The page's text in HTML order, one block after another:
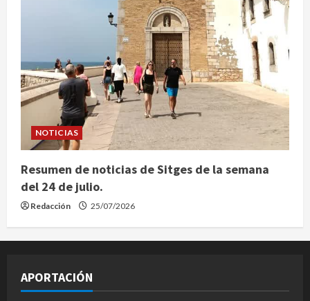
NOTICIAS
Resumen de noticias de Sitges de la semana
del 24 de julio.
Redacción 25/07/2026
APORTACIÓN